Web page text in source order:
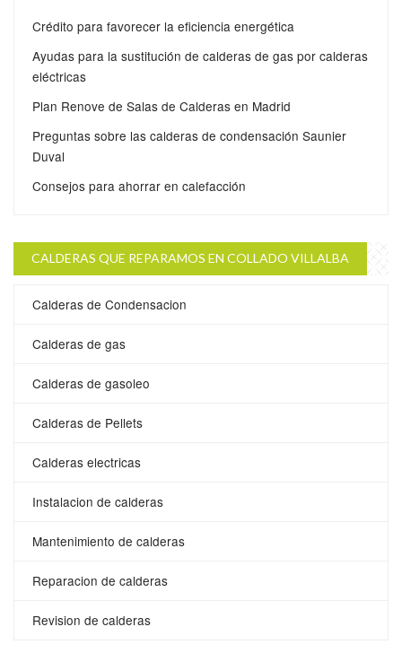
Crédito para favorecer la eficiencia energética
Ayudas para la sustitución de calderas de gas por calderas
eléctricas
Plan Renove de Salas de Calderas en Madrid
Preguntas sobre las calderas de condensación Saunier
Duval
Consejos para ahorrar en calefacción
CALDERAS QUE REPARAMOS EN COLLADO VILLALBA
Calderas de Condensacion
Calderas de gas
Calderas de gasoleo
Calderas de Pellets
Calderas electricas
Instalacion de calderas
Mantenimiento de calderas
Reparacion de calderas
Revision de calderas